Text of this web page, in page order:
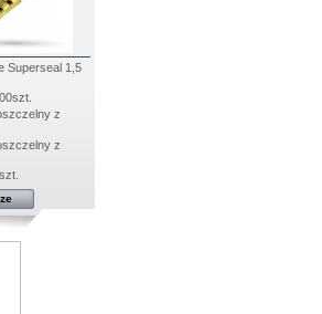
Superseal 1,5
z
z